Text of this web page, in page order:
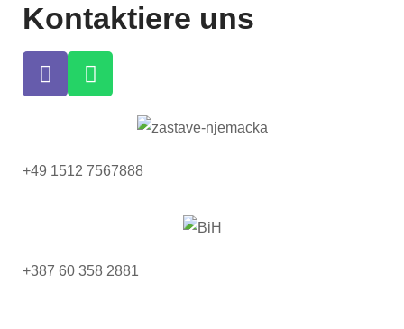
Kontaktiere uns
+49 1512 7567888
+387 60 358 2881